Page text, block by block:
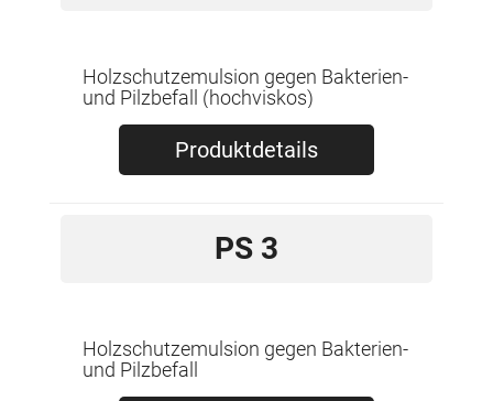
Holzschutzemulsion gegen Bakterien-
und Pilzbefall (hochviskos)
Produktdetails
PS 3
Holzschutzemulsion gegen Bakterien-
und Pilzbefall